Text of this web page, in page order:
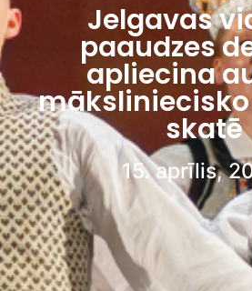
Jelgavas
paaudzes
apliecina
skatē
15. aprīlis,